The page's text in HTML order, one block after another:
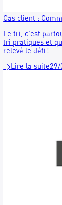
ressources et
aussi est un